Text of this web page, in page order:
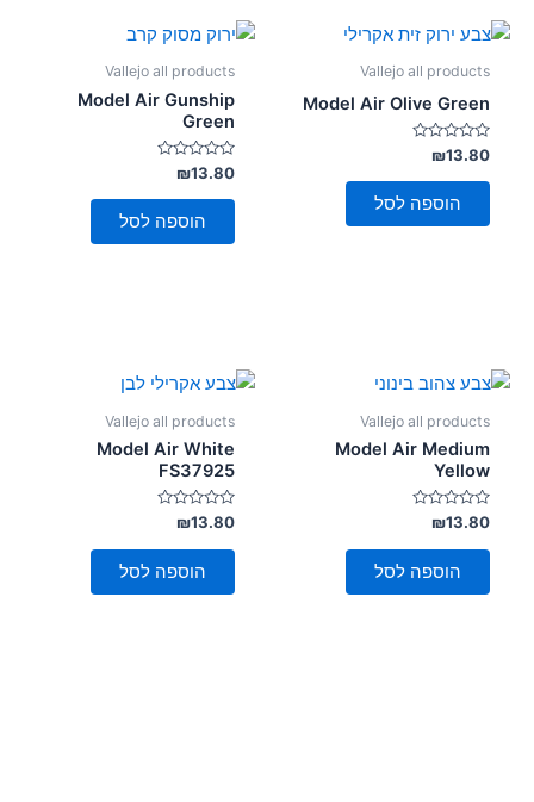
Vallejo all products
Model Air Olive Green
דורג
0
מתוך
₪13.80
הוספה לסל
Vallejo all products
Model Air Gunship
Green
דורג
0
מתוך
₪13.80
הוספה לסל
Vallejo all products
Model Air Medium
Yellow
דורג
0
מתוך
₪13.80
הוספה לסל
Vallejo all products
Model Air White
FS37925
דורג
0
מתוך
₪13.80
הוספה לסל